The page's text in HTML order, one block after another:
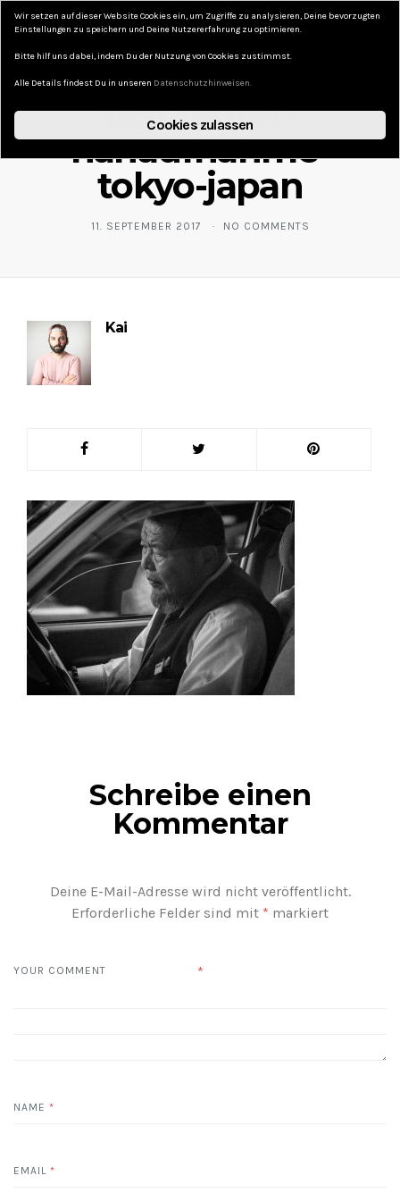
DAS KURZE LEBEN
taxi-fahrer-
nahaufnahme-
tokyo-japan
11. SEPTEMBER 2017 NO COMMENTS
Kai
Schreibe einen
Kommentar
Deine E-Mail-Adresse wird nicht veröffentlicht.
Erforderliche Felder sind mit * markiert
YOUR COMMENT *
NAME *
EMAIL *
Wir setzen auf dieser Website Cookies ein, um Zugriffe zu analysieren, Deine bevorzugten
Einstellungen zu speichern und Deine Nutzererfahrung zu optimieren.
Bitte hilf uns dabei, indem Du der Nutzung von Cookies zustimmst.
Alle Details findest Du in unseren Datenschutzhinweisen.
Cookies zulassen